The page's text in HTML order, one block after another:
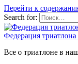
Перейти к
Search for:
Федерация триатлона
Все о триатлоне в